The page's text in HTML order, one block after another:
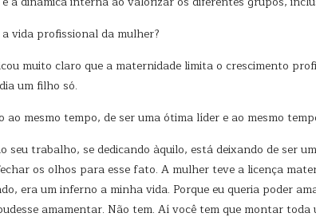
vida profissional da mulher?
muito claro que a maternidade limita o crescimento
um filho só.
mesmo tempo, de ser uma ótima líder e ao mesmo
trabalho, se dedicando àquilo, está deixando de ser
os olhos para esse fato. A mulher teve a licença
era um inferno a minha vida. Porque eu queria poder
amamentar. Não tem. Aí você tem que montar